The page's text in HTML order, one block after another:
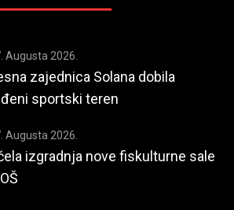
Augusta 2026.
zajednica Solana dobila
sportski teren
Augusta 2026.
izgradnja nove fiskulturne sale